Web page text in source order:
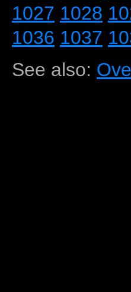
1027 1028
1036 1037
See also: